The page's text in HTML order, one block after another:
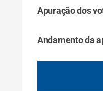
Apuração dos
Andamento da